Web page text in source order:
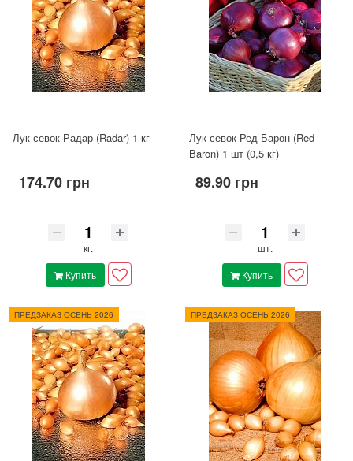
Лук севок Радар (Radar) 1 кг
174.70 грн
кг.
Купить
Лук севок Ред Барон (Red
Baron) 1 шт (0,5 кг)
89.90 грн
шт.
Купить
ПРЕДЗАКАЗ ОСЕНЬ 2026 ПРЕДЗАКАЗ ОСЕНЬ 2026